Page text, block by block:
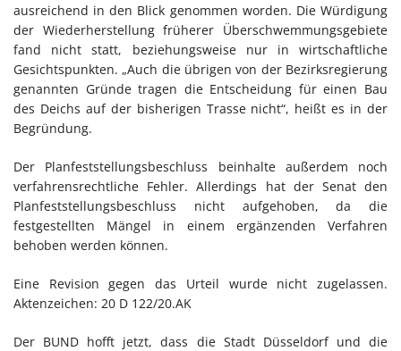
ausreichend in den Blick genommen worden. Die Würdigung
der Wiederherstellung früherer Überschwemmungsgebiete
fand nicht statt, beziehungsweise nur in wirtschaftliche
Gesichtspunkten. „Auch die übrigen von der Bezirksregierung
genannten Gründe tragen die Entscheidung für einen Bau
des Deichs auf der bisherigen Trasse nicht“, heißt es in der
Begründung.
Der Planfeststellungsbeschluss beinhalte außerdem noch
verfahrensrechtliche Fehler. Allerdings hat der Senat den
Planfeststellungsbeschluss nicht aufgehoben, da die
festgestellten Mängel in einem ergänzenden Verfahren
behoben werden können.
Eine Revision gegen das Urteil wurde nicht zugelassen.
Aktenzeichen: 20 D 122/20.AK
Der BUND hofft jetzt, dass die Stadt Düsseldorf und die